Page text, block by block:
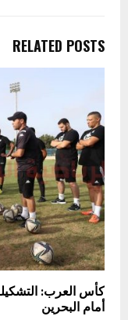
RELATED POSTS
كأس العرب:
أمام البحرين